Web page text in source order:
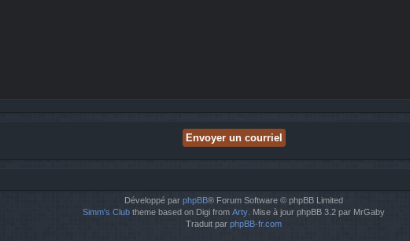
Développé par phpBB® Forum Software © phpBB Limited
Simm's Club theme based on Digi from Arty . Mise à jour phpBB 3.2 par MrGaby
Traduit par phpBB-fr.com